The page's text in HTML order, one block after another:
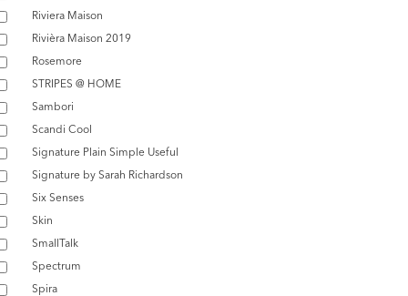
Riviera Maison
Rivièra Maison 2019
Rosemore
STRIPES @ HOME
Sambori
Scandi Cool
Signature Plain Simple Useful
Signature by Sarah Richardson
Six Senses
Skin
SmallTalk
Spectrum
Spira